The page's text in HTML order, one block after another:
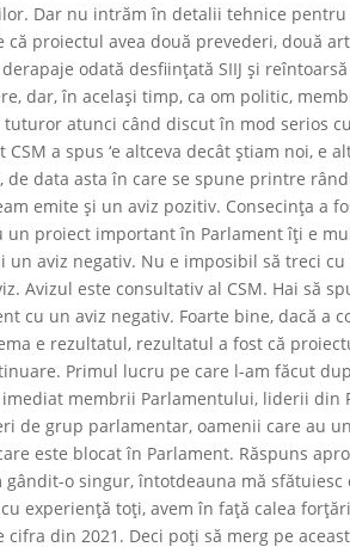
Dar nu intrăm în detalii tehnice
proiectul avea două prevederi, două
odată desfiinţată SIIJ şi
dar, în acelaşi timp, ca om politic,
atunci când discut în mod serios
a spus ‘e altceva decât ştiam noi, e
de data asta în care se spune printre
emite şi un aviz pozitiv. Consecinţa a
proiect important în Parlament îţi e
un aviz negativ. Nu e imposibil să treci
Avizul este consultativ al CSM. Hai să
cu un aviz negativ. Foarte bine, dacă a
e rezultatul, rezultatul a fost că
Primul lucru pe care l-am făcut
membrii Parlamentului, liderii din
de grup parlamentar, oamenii care au
este blocat în Parlament. Răspuns
o singur, întotdeauna mă sfătuiesc
experienţă toţi, avem în faţă calea
din 2021. Deci poţi să merg pe